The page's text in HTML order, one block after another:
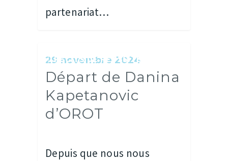
partenariat…
RÉCITS DE RÉUSSITES
29 novembre 2024
Départ de Danina
Kapetanovic
d’OROT
Depuis que nous nous